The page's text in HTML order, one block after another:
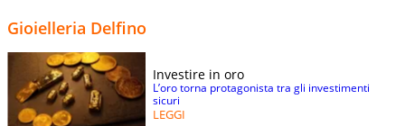
Gioielleria Delfino
Investire in oro
L’oro torna protagonista tra gli investimenti
sicuri
LEGGI